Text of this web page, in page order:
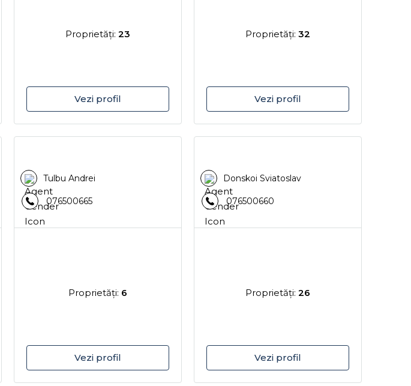
Proprietăţi: 23
Vezi profil
Proprietăţi: 32
Vezi profil
Tulbu Andrei
076500665
Proprietăţi: 6
Vezi profil
Donskoi Sviatoslav
076500660
Proprietăţi: 26
Vezi profil